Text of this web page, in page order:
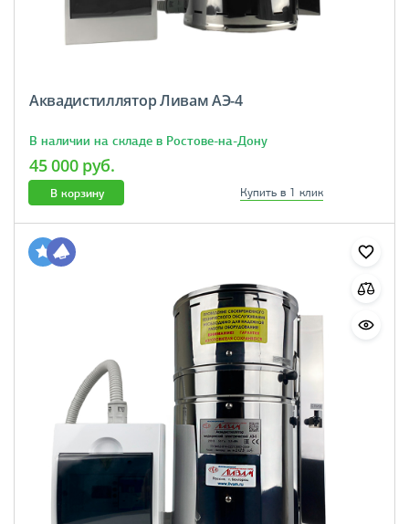
Аквадистиллятор Ливам АЭ-4
В наличии на складе в Ростове-на-Дону
45 000 руб.
В корзину Купить в 1 клик